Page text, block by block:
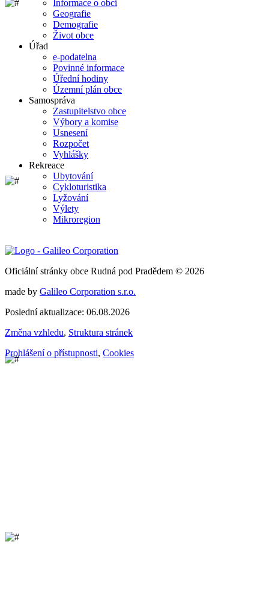
Informace o obci
Geografie
Demografie
Život obce
Úřad
e-podatelna
Povinné informace
Úřední hodiny
Územní plán obce
Samospráva
Zastupitelstvo obce
Výbory a komise
Usnesení
Rozpočet
Vyhlášky
Rekreace
Ubytování
Cykloturistika
Lyžování
Výlety
Mikroregion
Oficiální stránky obce Rudná pod Pradědem © 2026
made by Galileo Corporation s.r.o.
Poslední aktualizace: 06.08.2026
Změna vzhledu, Struktura stránek
Prohlášení o přístupnosti, Cookies